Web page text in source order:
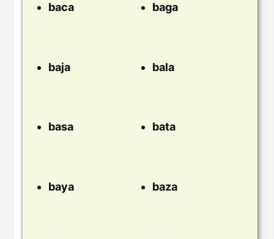
baca baga
baja bala
basa bata
baya baza